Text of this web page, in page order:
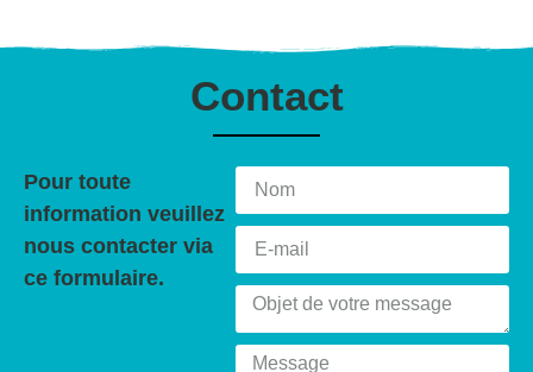
Contact
Pour toute
information veuillez
nous contacter via
ce formulaire.